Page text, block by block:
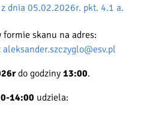
dnia 05.02.2026r. pkt. 4.1 a.
formie skanu na adres:
aleksander.szczyglo@esv.pl
do godziny 13:00.
14:00 udziela: